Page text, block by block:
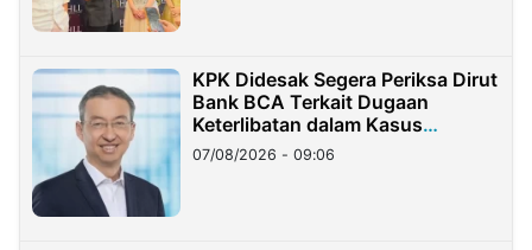
KPK Didesak Segera Periksa Dirut
Bank BCA Terkait Dugaan
Keterlibatan dalam Kasus
Hilangnya Dana Nasabah Rp2,58
Miliar
07/08/2026 - 09:06